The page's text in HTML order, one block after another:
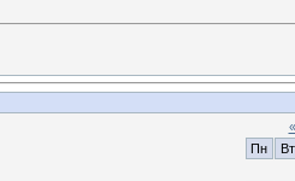
«
Пн
Вт